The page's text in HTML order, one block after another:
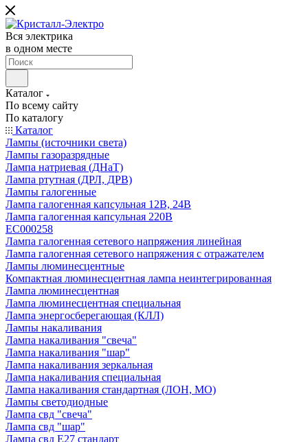
Вся электрика
в одном месте
Каталог
По всему сайту
По каталогу
Каталог
Лампы (источники света)
Лампы газоразрядные
Лампа натриевая (ДНаТ)
Лампа ртутная (ДРЛ, ДРВ)
Лампы галогенные
Лампа галогенная капсульная 12В, 24В
Лампа галогенная капсульная 220В
EC000258
Лампа галогенная сетевого напряжения линейная
Лампа галогенная сетевого напряжения с отражателем
Лампы люминесцентные
Компактная люминесцентная лампа неинтегрированная
Лампа люминесцентная
Лампа люминесцентная специальная
Лампа энергосберегающая (КЛЛ)
Лампы накаливания
Лампа накаливания "свеча"
Лампа накаливания "шар"
Лампа накаливания зеркальная
Лампа накаливания специальная
Лампа накаливания стандартная (ЛОН, МО)
Лампы светодиодные
Лампа свд "свеча"
Лампа свд "шар"
Лампа свд E27 стандарт